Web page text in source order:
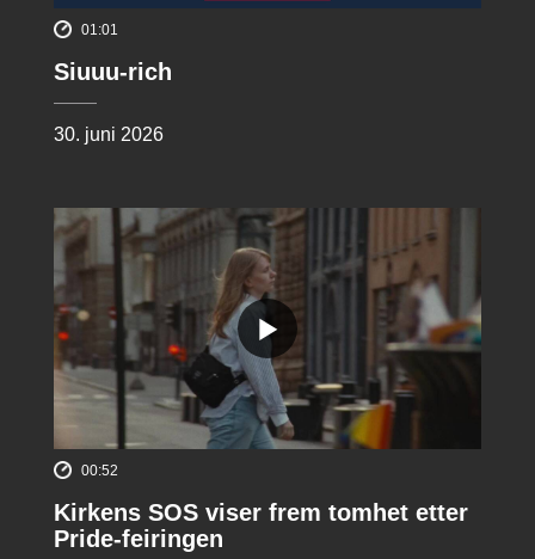
01:01
Siuuu-rich
30. juni 2026
00:52
Kirkens SOS viser frem tomhet etter
Pride-feiringen